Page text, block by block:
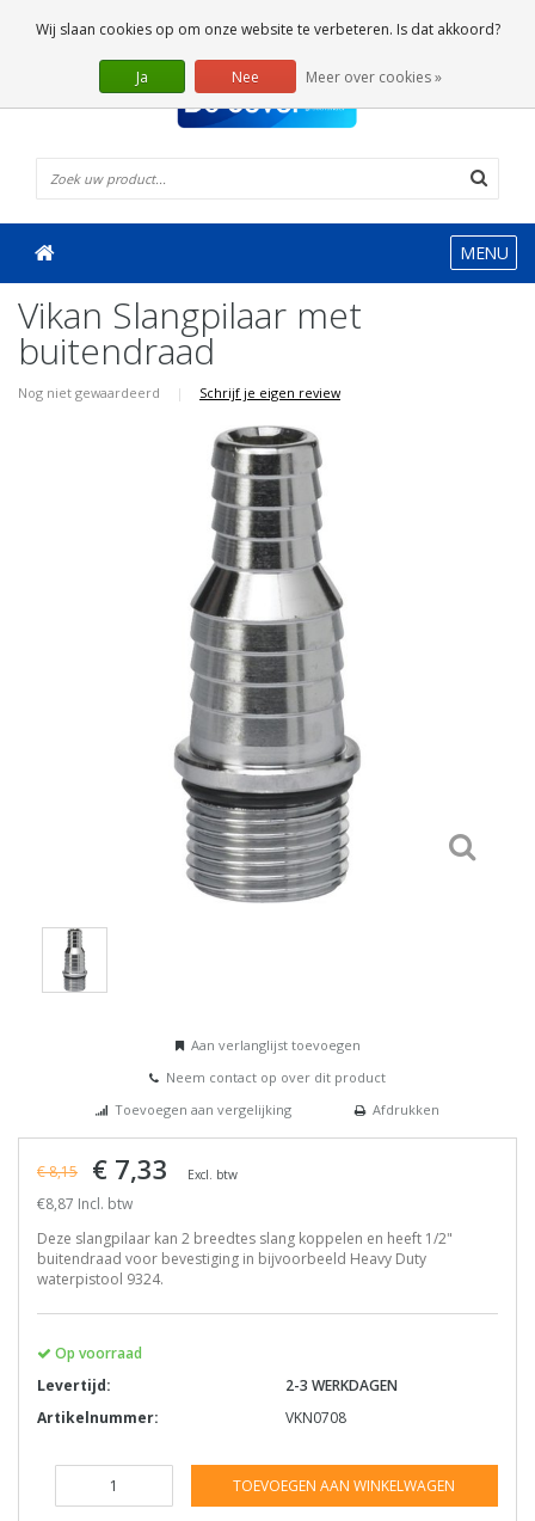
0 Artikelen
MENU
Vikan Slangpilaar met
buitendraad
Nog niet gewaardeerd | Schrijf je eigen review
Aan verlanglijst toevoegen
Neem contact op over dit product
Toevoegen aan vergelijking
Afdrukken
€ 8,15 € 7,33 Excl. btw
€8,87 Incl. btw
Deze slangpilaar kan 2 breedtes slang koppelen en heeft 1/2"
buitendraad voor bevestiging in bijvoorbeeld Heavy Duty
waterpistool 9324.
Op voorraad
Levertijd:
2-3 WERKDAGEN
Artikelnummer:
VKN0708
TOEVOEGEN AAN WINKELWAGEN
Wij slaan cookies op om onze website te verbeteren. Is dat akkoord?
Ja Nee Meer over cookies »